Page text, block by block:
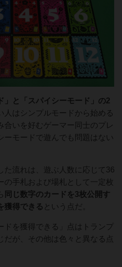
」と「スパイシーモード」の2
人はシンプルモードから始める
合いを好むゲーマー同士のプレ
ーモードで遊んでも問題はない
た流れは、遊ぶ人数に応じて36
の手札および場札として一定枚
同じ数字のカードを3枚公開す
獲得できる という点だ。
ドを獲得できる」点はトランプ
だが、その他は色々と異なる点